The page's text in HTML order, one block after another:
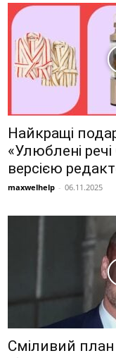
Найкращі
«Улюблені
версією
maxwelhelp - 06.11.2025
Сміливий